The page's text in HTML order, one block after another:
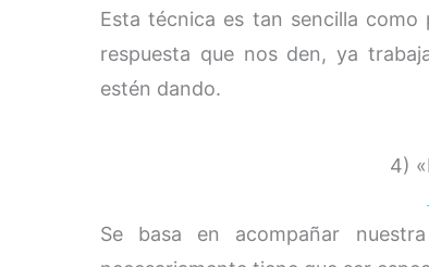
Esta técnica es tan sencilla
respuesta que nos den, ya
estén dando.
4)
Se basa en acompañar